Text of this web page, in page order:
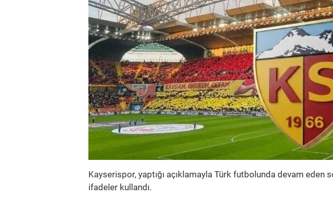
Kayserispor, yaptığı açıklamayla Türk futbolunda devam
ifadeler kullandı.